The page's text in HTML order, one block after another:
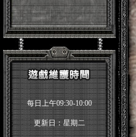
每日上午09:30-10:00
更新日：星期二